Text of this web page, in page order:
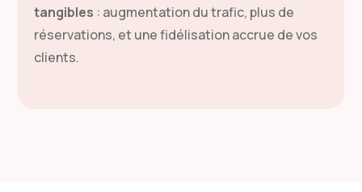
tangibles : augmentation du trafic, plus de
réservations, et une fidélisation accrue de vos
clients.